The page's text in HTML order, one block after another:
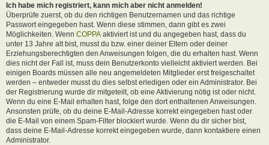
Ich habe mich registriert, kann mich aber nicht anmelden!
Überprüfe zuerst, ob du den richtigen Benutzernamen und das richtige
Passwort eingegeben hast. Wenn diese stimmen, dann gibt es zwei
Möglichkeiten. Wenn COPPA aktiviert ist und du angegeben hast, dass du
unter 13 Jahre alt bist, musst du bzw. einer deiner Eltern oder deiner
Erziehungsberechtigten den Anweisungen folgen, die du erhalten hast. Wenn
dies nicht der Fall ist, muss dein Benutzerkonto vielleicht aktiviert werden. Bei
einigen Boards müssen alle neu angemeldeten Mitglieder erst freigeschaltet
werden – entweder musst du dies selbst erledigen oder ein Administrator. Bei
der Registrierung wurde dir mitgeteilt, ob eine Aktivierung nötig ist oder nicht.
Wenn du eine E-Mail erhalten hast, folge den dort enthaltenen Anweisungen.
Ansonsten prüfe, ob du deine E-Mail-Adresse korrekt eingegeben hast oder
die E-Mail von einem Spam-Filter blockiert wurde. Wenn du dir sicher bist,
dass deine E-Mail-Adresse korrekt eingegeben wurde, dann kontaktiere einen
Administrator.